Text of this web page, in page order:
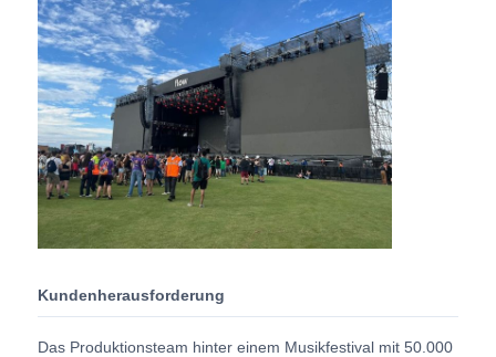
Kontakt
Nachrichten
Fälle
Angebot anfordern
LED-Videowand-Display
Kundenherausforderung
Das Produktionsteam hinter einem Musikfestival mit 50.000